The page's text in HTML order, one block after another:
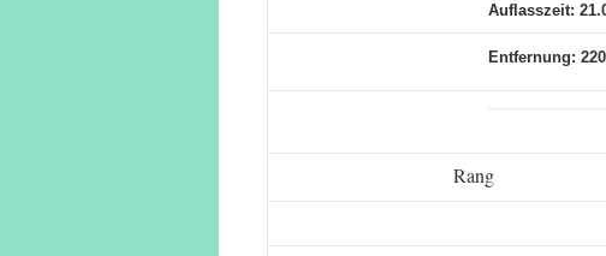
Auflasszeit:
Entfernung:
Rang